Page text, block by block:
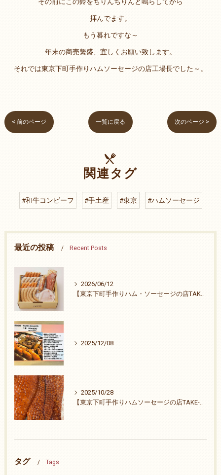
その前にこの鈴をちりんちりんと鳴らしてから
拝んでます。
もう暮れですな～
年末の商売繫盛、宜しくお願い致します。
それでは東京下町手作りハムソーセージの店工場長でした～。
< 前のページ 一覧に戻る 次のページ >
関連タグ
#和牛コンビーフ #手土産 #東京 #ハムソーセージ
最近の投稿 Recent Posts
2026/06/12
【東京下町手作りハム・ソーセージの店TAKE-ZO】祭りも終わりました。
2025/12/08
2025/10/28
【東京下町手作りハムソーセージの店TAKE-ZO】ご無沙汰致しました。26周年ありがとうございます。
タグ Tags